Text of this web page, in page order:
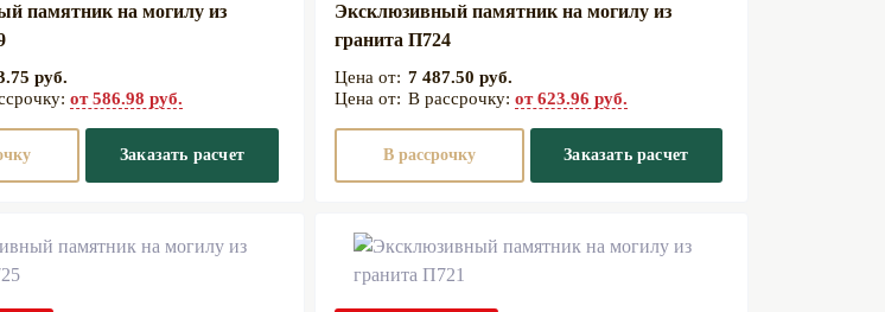
памятник на могилу из
руб.
от 586.98 руб.
Заказать расчет
Эксклюзивный памятник на могилу из
гранита П724
7 487.50 руб.
В рассрочку: от 623.96 руб.
В рассрочку Заказать расчет